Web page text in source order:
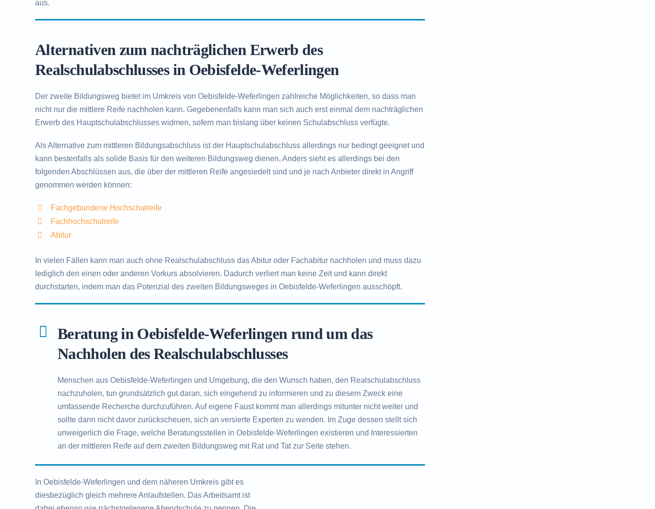
aus.
Alternativen zum nachträglichen Erwerb des
Realschulabschlusses in Oebisfelde-Weferlingen
Der zweite Bildungsweg bietet im Umkreis von Oebisfelde-Weferlingen zahlreiche Möglichkeiten, so dass man
nicht nur die mittlere Reife nachholen kann. Gegebenenfalls kann man sich auch erst einmal dem nachträglichen
Erwerb des Hauptschulabschlusses widmen, sofern man bislang über keinen Schulabschluss verfügte.
Als Alternative zum mittleren Bildungsabschluss ist der Hauptschulabschluss allerdings nur bedingt geeignet und
kann bestenfalls als solide Basis für den weiteren Bildungsweg dienen. Anders sieht es allerdings bei den
folgenden Abschlüssen aus, die über der mittleren Reife angesiedelt sind und je nach Anbieter direkt in Angriff
genommen werden können:
Fachgebundene Hochschulreife
Fachhochschulreife
Abitur
In vielen Fällen kann man auch ohne Realschulabschluss das Abitur oder Fachabitur nachholen und muss dazu
lediglich den einen oder anderen Vorkurs absolvieren. Dadurch verliert man keine Zeit und kann direkt
durchstarten, indem man das Potenzial des zweiten Bildungsweges in Oebisfelde-Weferlingen ausschöpft.
Beratung in Oebisfelde-Weferlingen rund um das
Nachholen des Realschulabschlusses
Menschen aus Oebisfelde-Weferlingen und Umgebung, die den Wunsch haben, den Realschulabschluss
nachzuholen, tun grundsätzlich gut daran, sich eingehend zu informieren und zu diesem Zweck eine
umfassende Recherche durchzuführen. Auf eigene Faust kommt man allerdings mitunter nicht weiter und
sollte dann nicht davor zurückscheuen, sich an versierte Experten zu wenden. Im Zuge dessen stellt sich
unweigerlich die Frage, welche Beratungsstellen in Oebisfelde-Weferlingen existieren und Interessierten
an der mittleren Reife auf dem zweiten Bildungsweg mit Rat und Tat zur Seite stehen.
In Oebisfelde-Weferlingen und dem näheren Umkreis gibt es
diesbezüglich gleich mehrere Anlaufstellen. Das Arbeitsamt ist